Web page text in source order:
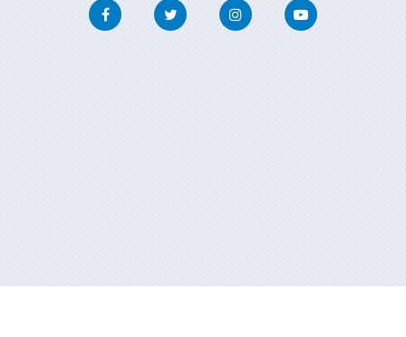
FacebookTwitter InstagramYoutube